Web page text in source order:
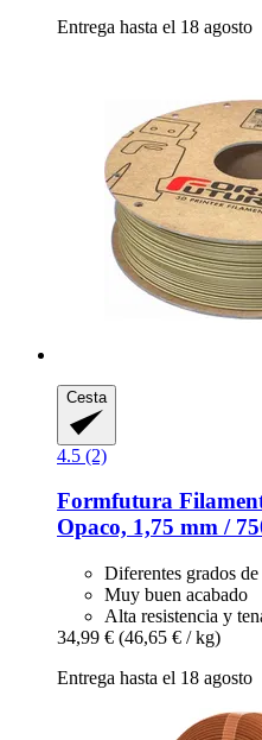
Entrega hasta el 18 agosto
Cesta
4.5 (2)
Formfutura
Opaco, 1,75 mm /
Diferentes grados de
Muy buen acabado
Alta resistencia y
34,99 € (46,65 € / kg)
Entrega hasta el 18 agosto